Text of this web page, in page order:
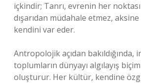
içkindir; Tanrı, evrenin her
dışarıdan müdahale etmez,
kendini var eder.
Antropolojik açıdan bakıldığında,
toplumların dünyayı algılayış
oluşturur. Her kültür, kendine